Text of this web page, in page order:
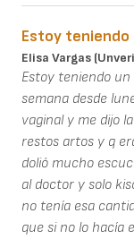
Estoy teniendo
Elisa Vargas
Estoy teniendo
semana desde
vaginal y me dijo
restos artos y q
dolió mucho
al doctor y solo
no tenía esa
que si no lo hacía